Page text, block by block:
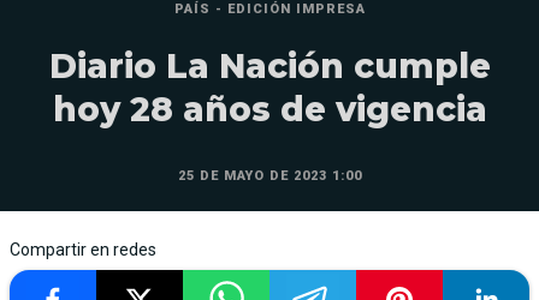
PAÍS - EDICIÓN IMPRESA
Diario La Nación cumple
hoy 28 años de vigencia
25 DE MAYO DE 2023 1:00
Compartir en redes